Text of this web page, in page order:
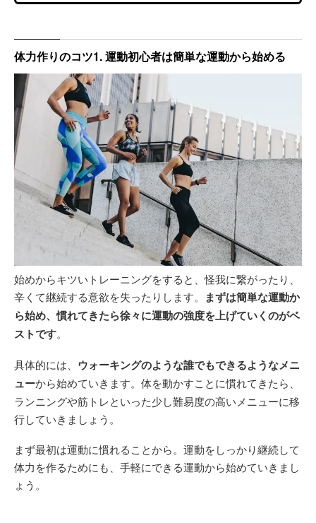
体力作りのコツ1. 運動初心者は簡単な運動から始める
始めからキツいトレーニングをすると、怪我に繋がったり、
辛くて継続する意欲を失ったりします。
まずは簡単な運動か
ら始め、慣れてきたら徐々に運動の強度を上げていくのがベ
ストです。
具体的には、 ウォーキングのような誰でもできるようなメニ
ューから始めていきます。体を動かすことに慣れてきたら、
ランニングや筋トレといった少し難易度の高いメニューに移
行していきましょう。
まず最初は運動に慣れることから。運動をしっかり継続して
体力を作るためにも、手軽にできる運動から始めていきまし
ょう。